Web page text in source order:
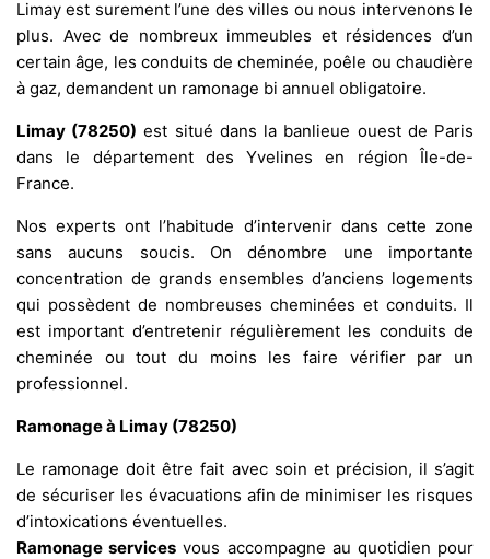
Limay est surement l’une des villes ou nous intervenons le
plus. Avec de nombreux immeubles et résidences d’un
certain âge, les conduits de cheminée, poêle ou chaudière
à gaz, demandent un ramonage bi annuel obligatoire.
Limay (78250) est situé dans la banlieue ouest de Paris
dans le département des Yvelines en région Île-de-
France.
Nos experts ont l’habitude d’intervenir dans cette zone
sans aucuns soucis. On dénombre une importante
concentration de grands ensembles d’anciens logements
qui possèdent de nombreuses cheminées et conduits. Il
est important d’entretenir régulièrement les conduits de
cheminée ou tout du moins les faire vérifier par un
professionnel.
Ramonage à Limay (78250)
Le ramonage doit être fait avec soin et précision, il s’agit
de sécuriser les évacuations afin de minimiser les risques
d’intoxications éventuelles.
Ramonage services vous accompagne au quotidien pour